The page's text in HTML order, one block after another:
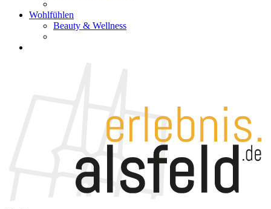
Wohlfühlen
Beauty & Wellness